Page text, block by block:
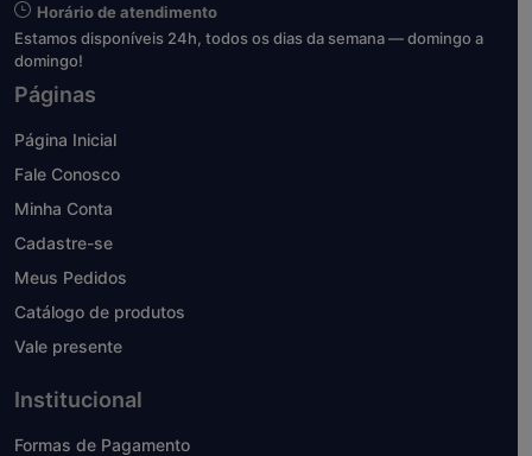
Horário de atendimento
Estamos disponíveis 24h, todos os dias da semana — domingo a
domingo!
Páginas
Página Inicial
Fale Conosco
Minha Conta
Cadastre-se
Meus Pedidos
Catálogo de produtos
Vale presente
Institucional
Formas de Pagamento